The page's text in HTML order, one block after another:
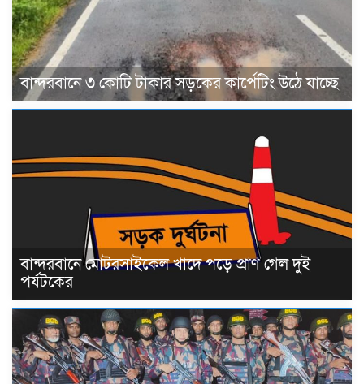
বান্দরবানে ৩ কোটি টাকার সড়কের কার্পেটিং উঠে যাচ্ছে
বান্দরবানে মোটরসাইকেল খাদে পড়ে প্রাণ গেল দুই
পর্যটকের